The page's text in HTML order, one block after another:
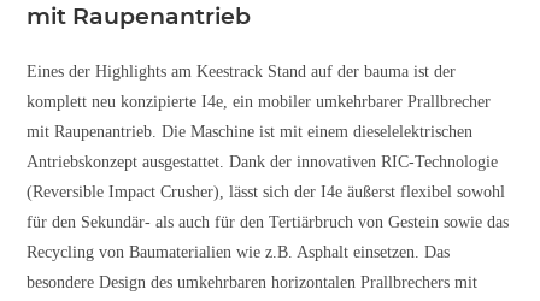
mit Raupenantrieb
Eines der Highlights am Keestrack Stand auf der bauma ist der
komplett neu konzipierte I4e, ein mobiler umkehrbarer Prallbrecher
mit Raupenantrieb. Die Maschine ist mit einem dieselelektrischen
Antriebskonzept ausgestattet. Dank der innovativen RIC-Technologie
(Reversible Impact Crusher), lässt sich der I4e äußerst flexibel sowohl
für den Sekundär- als auch für den Tertiärbruch von Gestein sowie das
Recycling von Baumaterialien wie z.B. Asphalt einsetzen. Das
besondere Design des umkehrbaren horizontalen Prallbrechers mit